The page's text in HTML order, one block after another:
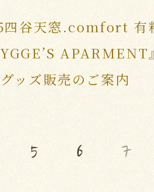
谷天窓.comfort 有
ッズ販売のご案内
5 6 7